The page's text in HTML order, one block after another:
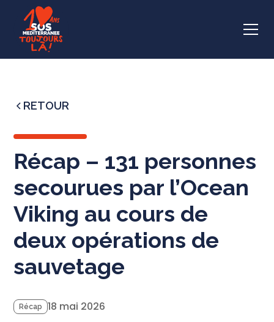
RETOUR
Récap – 131 personnes
secourues par l’Ocean
Viking au cours de
deux opérations de
sauvetage
Récap 18 mai 2026